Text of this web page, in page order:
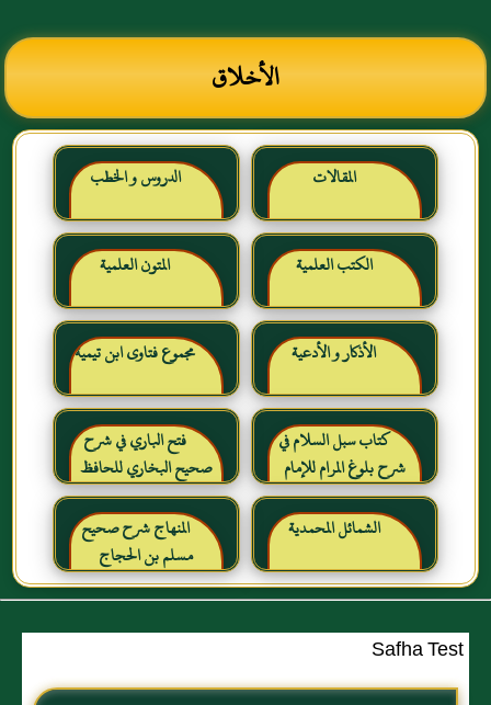
الأخلاق
المقالات الدروس و الخطب
الكتب العلمية المتون العلمية
الأذكار و الأدعية مجموع فتاوى ابن تيمية
كتاب سبل السلام في
شرح بلوغ المرام للإمام
الصنعاني رحمه الله
فتح الباري في شرح
صحيح البخاري للحافظ
ابن حجر العسقلاني
الشمائل المحمدية
المنهاج شرح صحيح
مسلم بن الحجاج
Safha Test